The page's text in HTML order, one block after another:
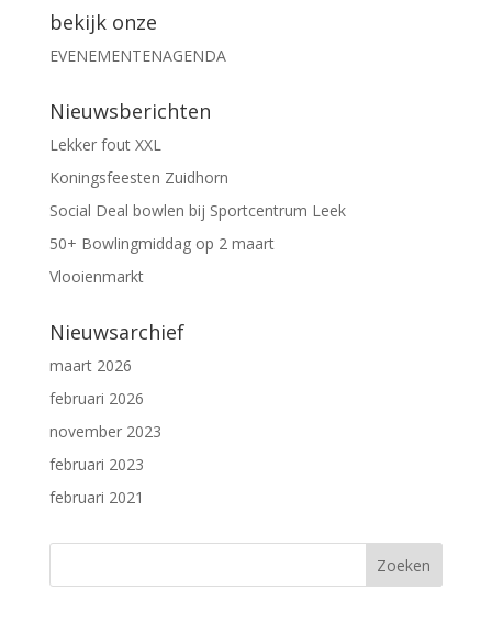
bekijk onze
EVENEMENTENAGENDA
Nieuwsberichten
Lekker fout XXL
Koningsfeesten Zuidhorn
Social Deal bowlen bij Sportcentrum Leek
50+ Bowlingmiddag op 2 maart
Vlooienmarkt
Nieuwsarchief
maart 2026
februari 2026
november 2023
februari 2023
februari 2021